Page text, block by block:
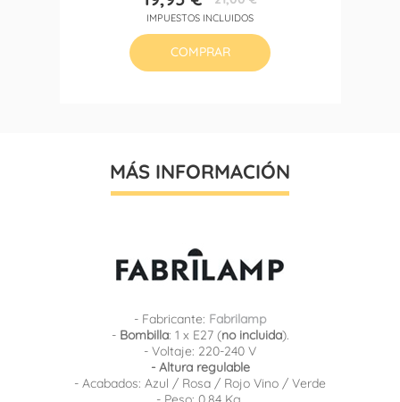
Precio
Precio
base
IMPUESTOS INCLUIDOS
COMPRAR
MÁS INFORMACIÓN
- Fabricante: Fabrilamp
- Bombilla: 1 x E27 (no incluida).
- Voltaje: 220-240 V
- Altura regulable
- Acabados: Azul / Rosa / Rojo Vino / Verde